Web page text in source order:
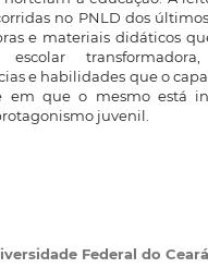
no PNLD dos
e materiais didáticos
e habilidades que o
em que o mesmo está
juvenil.
Federal do